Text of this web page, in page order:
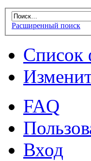
Расширенный поиск
Список
FAQ
Вход